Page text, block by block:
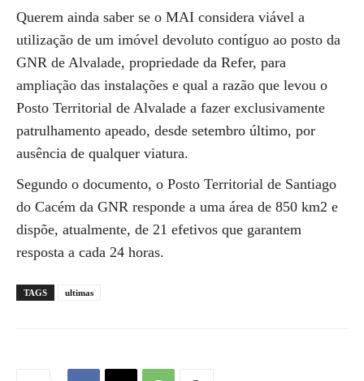
Querem ainda saber se o MAI considera viável a
utilização de um imóvel devoluto contíguo ao posto da
GNR de Alvalade, propriedade da Refer, para
ampliação das instalações e qual a razão que levou o
Posto Territorial de Alvalade a fazer exclusivamente
patrulhamento apeado, desde setembro último, por
ausência de qualquer viatura.
Segundo o documento, o Posto Territorial de Santiago
do Cacém da GNR responde a uma área de 850 km2 e
dispõe, atualmente, de 21 efetivos que garantem
resposta a cada 24 horas.
TAGS ultimas